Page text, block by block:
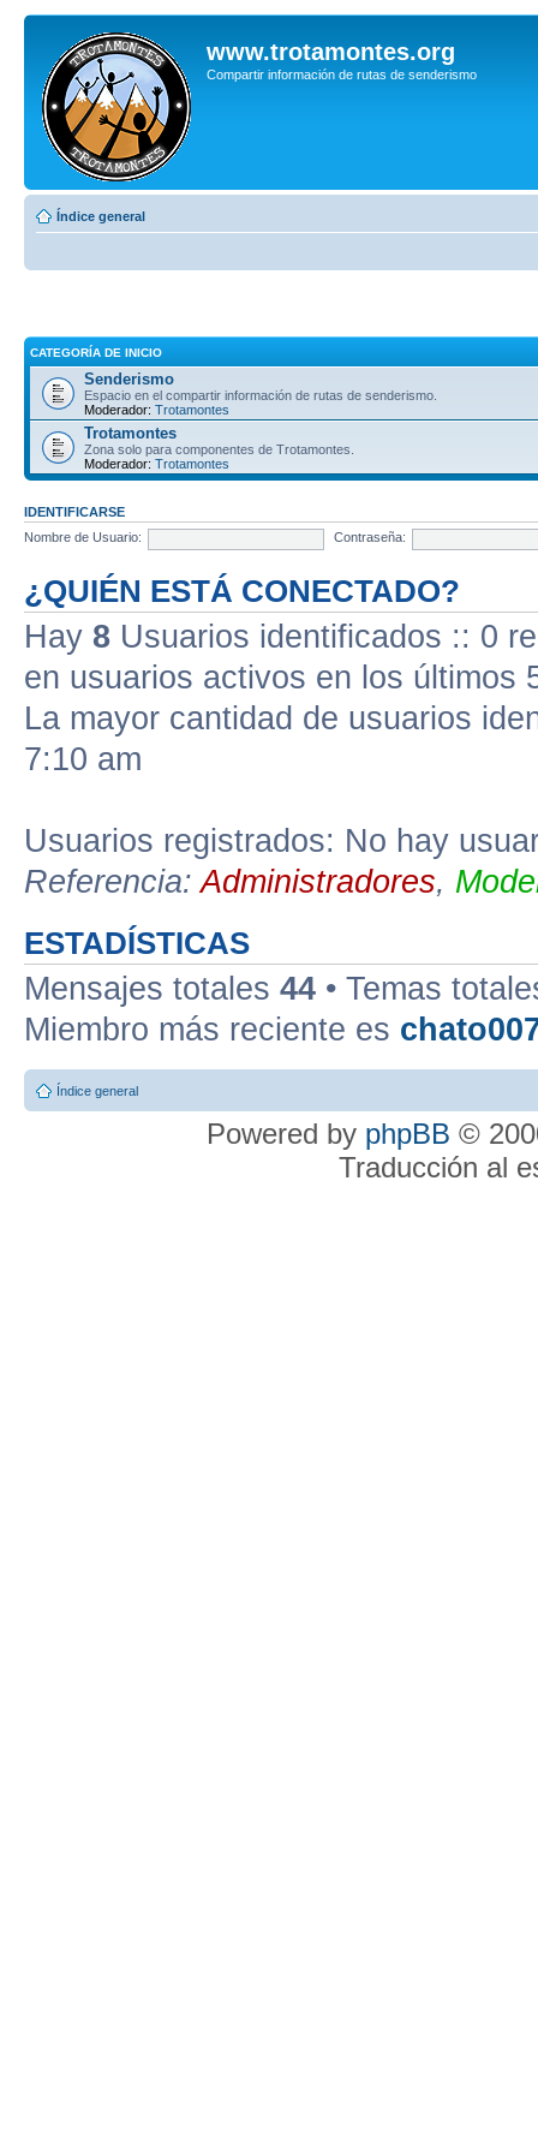
www.trotamontes.org
Compartir información de rutas de senderismo
Índice general
CATEGORÍA DE INICIO
Senderismo
Espacio en el compartir información de rutas de senderismo.
Moderador: Trotamontes
Trotamontes
Zona solo para componentes de Trotamontes.
Moderador: Trotamontes
IDENTIFICARSE
Nombre de Usuario:
Contraseña:
¿QUIÉN ESTÁ CONECTADO?
Hay 8 Usuarios identificados :: 0
en usuarios activos en los últimos
La mayor cantidad de usuarios
7:10 am
Usuarios registrados: No hay
Referencia:Administradores,
ESTADÍSTICAS
Mensajes totales 44 • Temas
Miembro más reciente es
Índice general
Powered by phpBB ©
Traducción al